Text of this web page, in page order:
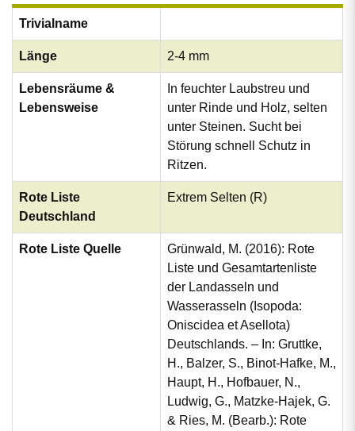
Trivialname
Länge 2-4 mm
Lebensräume &
Lebensweise
In feuchter Laubstreu und
unter Rinde und Holz, selten
unter Steinen. Sucht bei
Störung schnell Schutz in
Ritzen.
Rote Liste
Deutschland
Extrem Selten (R)
Rote Liste Quelle
Grünwald, M. (2016): Rote
Liste und Gesamtartenliste
der Landasseln und
Wasserasseln (Isopoda:
Oniscidea et Asellota)
Deutschlands. – In: Gruttke,
H., Balzer, S., Binot-Hafke, M.,
Haupt, H., Hofbauer, N.,
Ludwig, G., Matzke-Hajek, G.
& Ries, M. (Bearb.): Rote